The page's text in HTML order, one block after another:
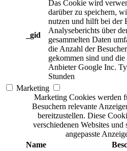
_gid
Das Cookie wird
darüber zu speichern,
nutzen und hilft bei der
Analyseberichts über
gesammelten Daten
die Anzahl der
gekommen sind und die
Anbieter Google Inc.
Stunden
Marketing
Marketing Cookies werden
Besuchern relevante
bereitzustellen. Diese
verschiedenen Websites
angepasste
Name